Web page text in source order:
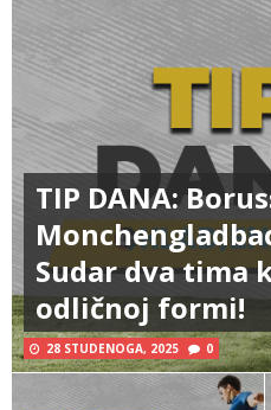
TIP DANA:
Sudar dva tima
odličnoj formi!
28 STUDENOGA, 2025 0